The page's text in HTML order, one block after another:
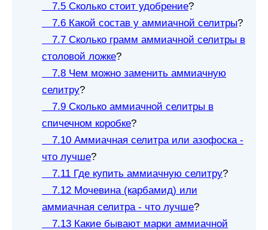
7.5 Сколько стоит удобрение?
7.6 Какой состав у аммиачной селитры?
7.7 Сколько грамм аммиачной селитры в
столовой ложке?
7.8 Чем можно заменить аммиачную
селитру?
7.9 Сколько аммиачной селитры в
спичечном коробке?
7.10 Аммиачная селитра или азофоска -
что лучше?
7.11 Где купить аммиачную селитру?
7.12 Мочевина (карбамид) или
аммиачная селитра - что лучше?
7.13 Какие бывают марки аммиачной